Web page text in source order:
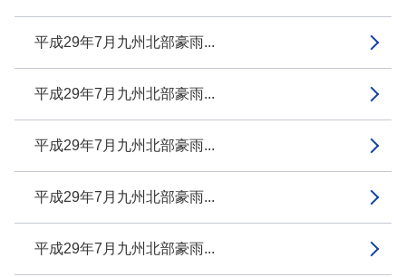
平成29年7月九州北部豪雨...
平成29年7月九州北部豪雨...
平成29年7月九州北部豪雨...
平成29年7月九州北部豪雨...
平成29年7月九州北部豪雨...